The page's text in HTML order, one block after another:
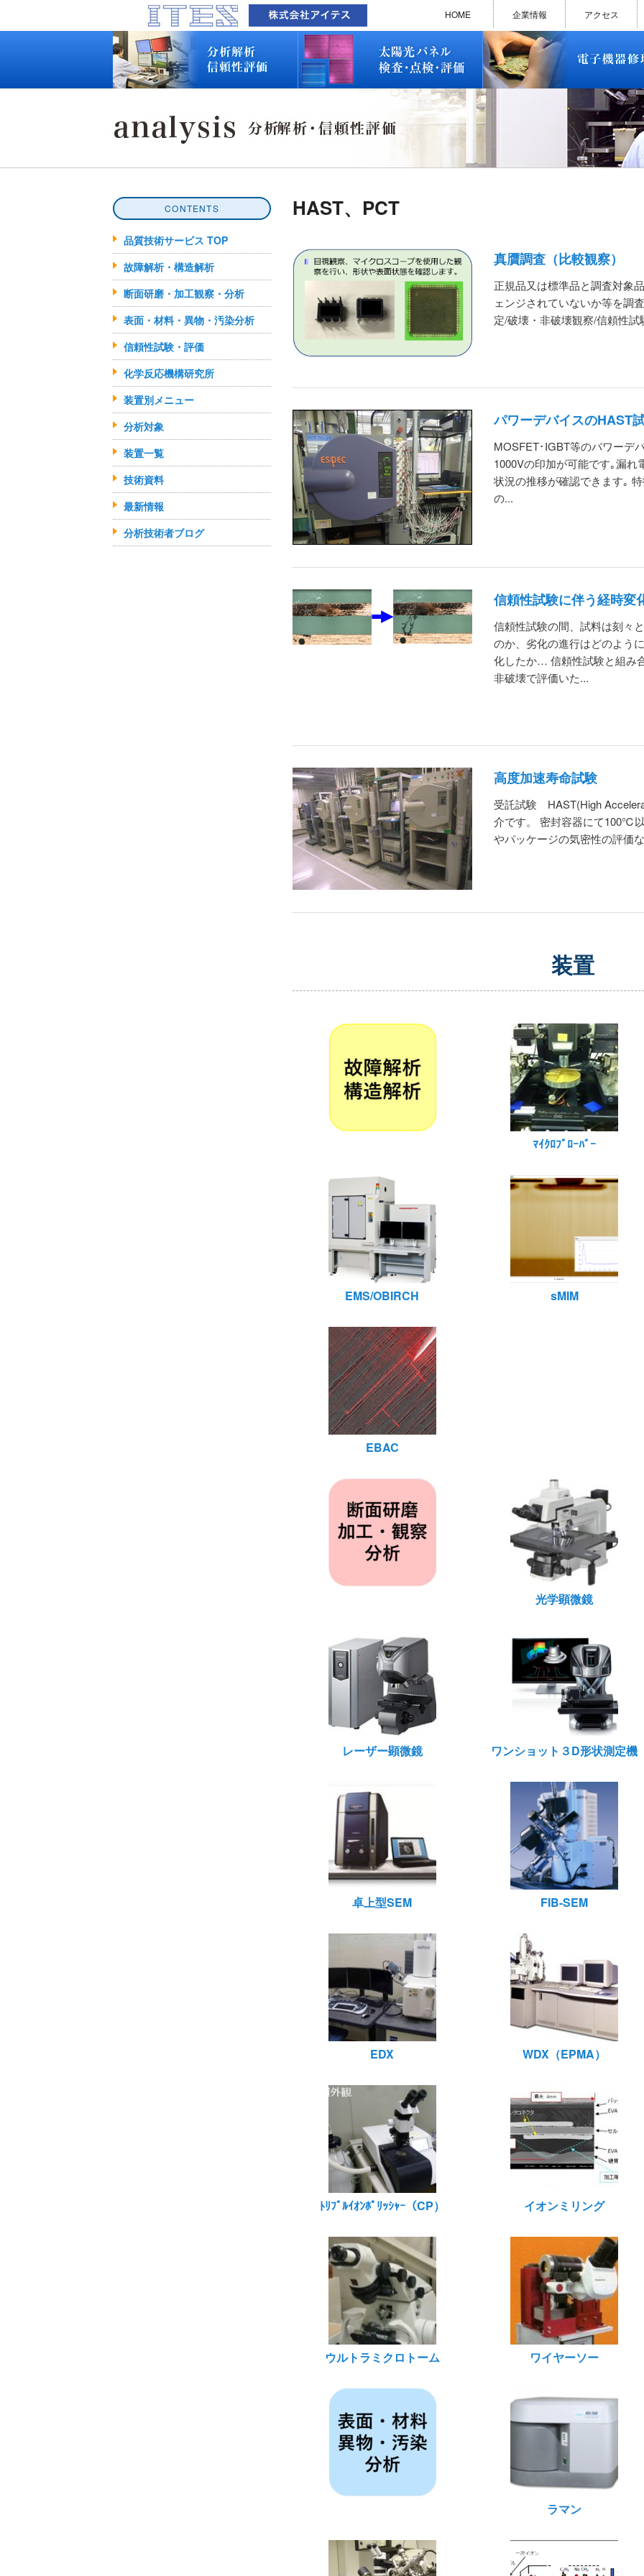
HOME 企業情報 アクセス
太陽光パネル検査・点検・評価
EL/PL 検査装置 保守サービス 修理で延命できる可能性
修理のお申し込みについて
修理実績(シーケンサー)
修理実績(インバーター)
修理実績(制御ユニット)
修理実績(モータードライバ
修理実績(マザーボード)
メルマガバックナンバー
HAST、PCT
真贋調査（比較観察）
正規品又は標準品と調査対象
ェンジされていないか等を調
定/破壊・非破壊観察/信頼性
パワーデバイスのHAST
MOSFET･IGBT等のパワーデ
1000Vの印加が可能です｡漏
状況の推移が確認できます｡
の...
信頼性試験に伴う経時変
信頼性試験の間、試料は刻々
のか、劣化の進行はどのよう
化したか… 信頼性試験と組み
非破壊で評価いた...
高度加速寿命試験
受託試験 HAST(High
介です。 密封容器にて100℃
やパッケージの気密性の評価
装置
ﾏｲｸﾛﾌﾟﾛｰﾊﾞｰ
EMS/OBIRCH sMIM
EBAC
光学顕微鏡
レーザー顕微鏡 ワンショット３D形状測定機
卓上型SEM FIB-SEM
EDX WDX（EPMA）
ﾄﾘﾌﾟﾙｲｵﾝﾎﾟﾘｯｼｬｰ（CP） イオンミリング
ウルトラミクロトーム ワイヤーソー
ラマン
CONTENTS
品質技術サービス TOP
故障解析・構造解析
断面研磨・加工観察・分析
表面・材料・異物・汚染分析
信頼性試験・評価
化学反応機構研究所
装置別メニュー
分析対象
装置一覧
技術資料
最新情報
分析技術者ブログ